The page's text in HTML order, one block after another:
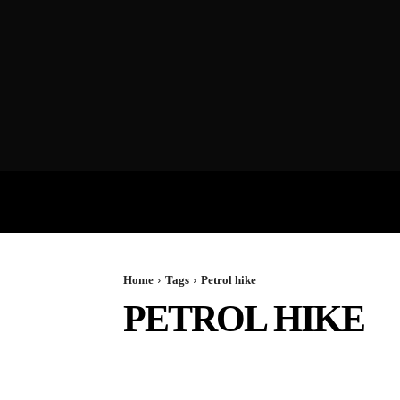
Home Tags Petrol hike
PETROL HIKE